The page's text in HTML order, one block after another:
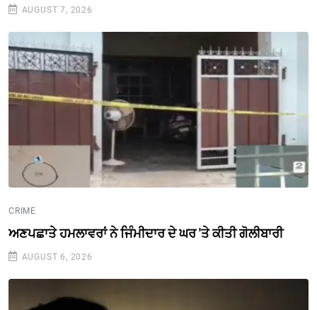
AUGUST 7, 2026
CRIME
ਅਣਪਛਾਤੇ ਹਮਲਾਵਰਾਂ ਨੇ ਜਿੰਮੀਦਾਰ ਦੇ ਘਰ 'ਤੇ ਕੀਤੀ ਗੋਲੀਬਾਰੀ
AUGUST 6, 2026